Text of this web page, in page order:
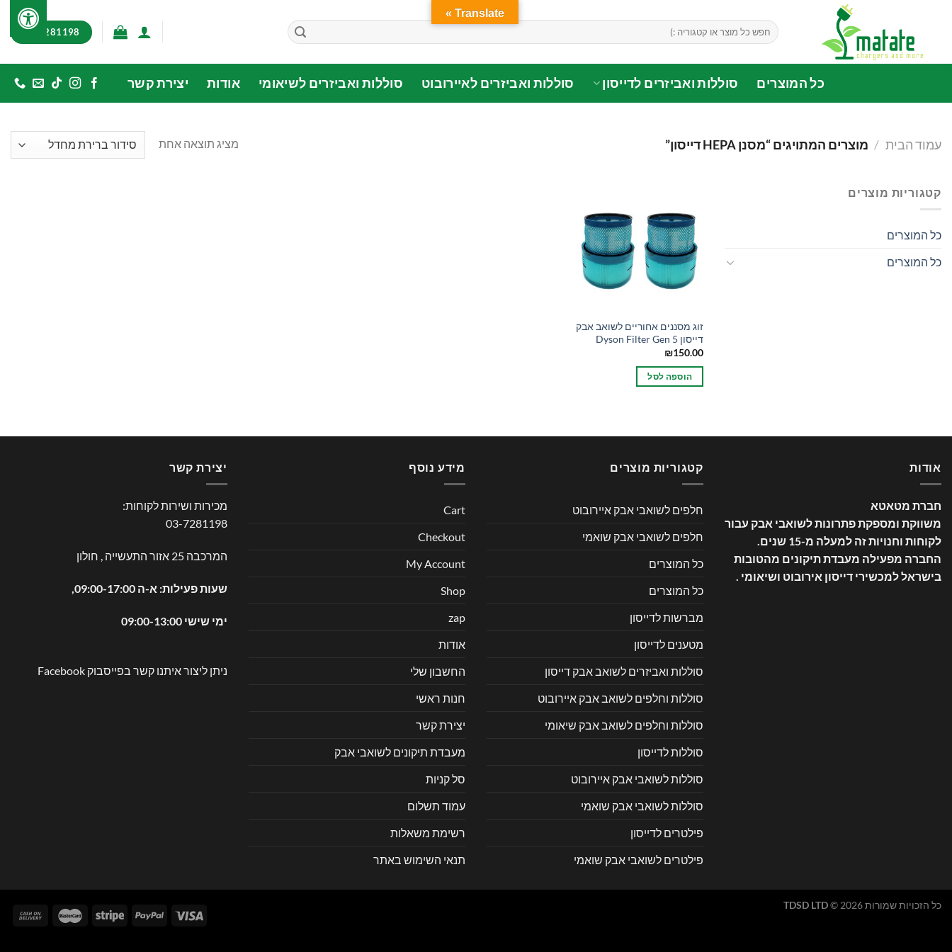
חיפוש
עבור:
03-7281198
כל המוצרים סוללות ואביזרים לדייסון סוללות ואביזרים לאיירובוט סוללות ואביזרים לשיאומי אודות יצירת קשר
עמוד הבית / מוצרים המתויגים “מסנן HEPA דייסון” מציג תוצאה אחת
קטגוריות מוצרים
כל המוצרים
כל המוצרים
זוג מסננים אחוריים לשואב אבק
דייסון Dyson Filter Gen 5
₪150.00
הוספה לסל
אודות
חברת מטאטא
משווקת ומספקת פתרונות לשואבי אבק עבור
לקוחות וחנויות זה למעלה מ-15 שנים
.
החברה מפעילה מעבדת תיקונים מהטובות
בישראל למכשירי דייסון אירובוט ושיאומי .
קטגוריות מוצרים
חלפים לשואבי אבק איירובוט
חלפים לשואבי אבק שואמי
כל המוצרים
כל המוצרים
מברשות לדייסון
מטענים לדייסון
סוללות ואביזרים לשואב אבק דייסון
סוללות וחלפים לשואב אבק איירובוט
סוללות וחלפים לשואב אבק שיאומי
סוללות לדייסון
סוללות לשואבי אבק איירובוט
סוללות לשואבי אבק שואמי
פילטרים לדייסון
פילטרים לשואבי אבק שואמי
מידע נוסף
Cart
Checkout
My Account
Shop
zap
אודות
החשבון שלי
חנות ראשי
יצירת קשר
מעבדת תיקונים לשואבי אבק
סל קניות
עמוד תשלום
רשימת משאלות
תנאי השימוש באתר
יצירת קשר
מכירות ושירות לקוחות:
03-7281198
המרכבה 25 אזור התעשייה , חולון
שעות פעילות: א-ה 09:00-17:00,
ימי שישי 09:00-13:00
ניתן ליצור איתנו קשר בפייסבוק Facebook
כל הזכויות שמורות 2026 © TDSD LTD
Translate »